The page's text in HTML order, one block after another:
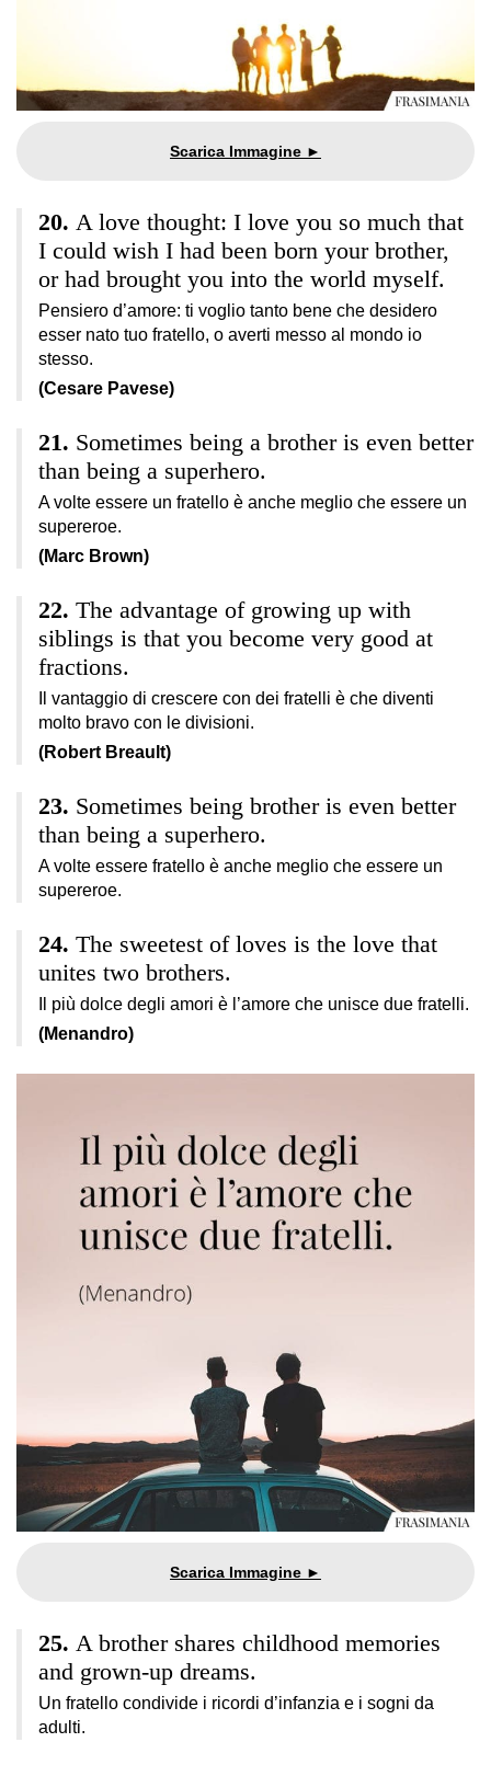
A love thought: I love you so much that
I could wish I had been born your brother,
or had brought you into the world myself.
Pensiero d’amore: ti voglio tanto bene che desidero
esser nato tuo fratello, o averti messo al mondo io
stesso.
(Cesare Pavese)
Sometimes being a brother is even better
than being a superhero.
A volte essere un fratello è anche meglio che essere un
supereroe.
(Marc Brown)
The advantage of growing up with
siblings is that you become very good at
fractions.
Il vantaggio di crescere con dei fratelli è che diventi
molto bravo con le divisioni.
(Robert Breault)
Sometimes being brother is even better
than being a superhero.
A volte essere fratello è anche meglio che essere un
supereroe.
The sweetest of loves is the love that
unites two brothers.
Il più dolce degli amori è l’amore che unisce due fratelli.
(Menandro)
A brother shares childhood memories
and grown-up dreams.
Un fratello condivide i ricordi d’infanzia e i sogni da
adulti.